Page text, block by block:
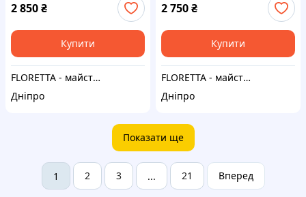
2 850₴
Купити
FLORETTA - майстерня емоцій
Дніпро
2 750₴
Купити
FLORETTA - майстерня емоцій
Дніпро
Показати ще
1 2 3 ... 21 Вперед